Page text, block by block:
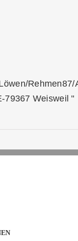
79367 Weisweil "